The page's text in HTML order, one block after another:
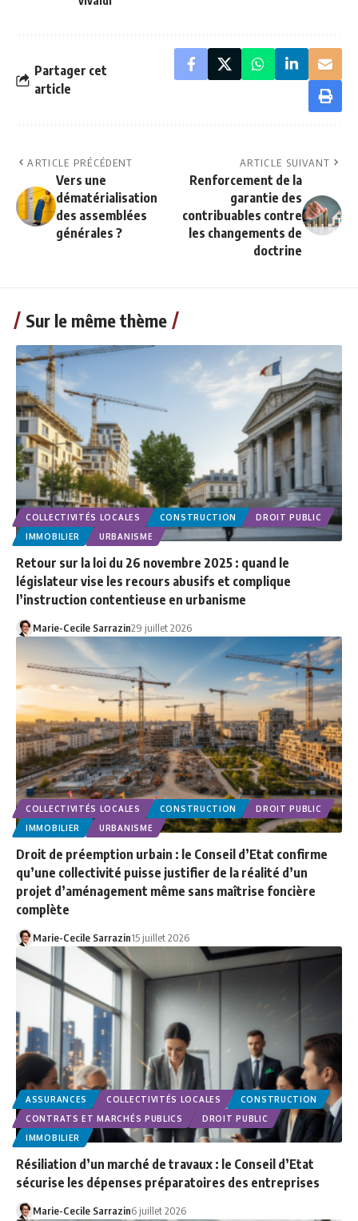
Partager cet
article
ARTICLE PRÉCÉDENT
Vers une
dématérialisation
des assemblées
générales ?
ARTICLE SUIVANT
Renforcement de la
garantie des
contribuables contre
les changements de
doctrine
Sur le même thème
COLLECTIVITÉS LOCALES CONSTRUCTION
DROIT PUBLIC
IMMOBILIER
URBANISME
Retour sur la loi du 26 novembre 2025 : quand le
législateur vise les recours abusifs et complique
l’instruction contentieuse en urbanisme
Marie-Cecile Sarrazin29 juillet 2026
COLLECTIVITÉS LOCALES CONSTRUCTION
DROIT PUBLIC
IMMOBILIER
URBANISME
Droit de préemption urbain : le Conseil d’Etat confirme
qu’une collectivité puisse justifier de la réalité d’un
projet d’aménagement même sans maîtrise foncière
complète
Marie-Cecile Sarrazin15 juillet 2026
ASSURANCES COLLECTIVITÉS LOCALES
CONSTRUCTION
CONTRATS ET MARCHÉS PUBLICS
DROIT PUBLIC
IMMOBILIER
Résiliation d’un marché de travaux : le Conseil d’Etat
sécurise les dépenses préparatoires des entreprises
Marie-Cecile Sarrazin6 juillet 2026